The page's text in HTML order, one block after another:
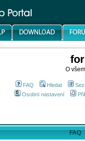
O
FAQ Hledat
Osobní nastavení
FAQ